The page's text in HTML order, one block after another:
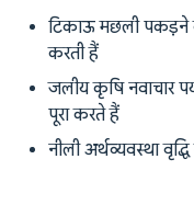
टिकाऊ मछली पकड़ने
करती हैं
जलीय कृषि नवाचार
पूरा करते हैं
नीली अर्थव्यवस्था